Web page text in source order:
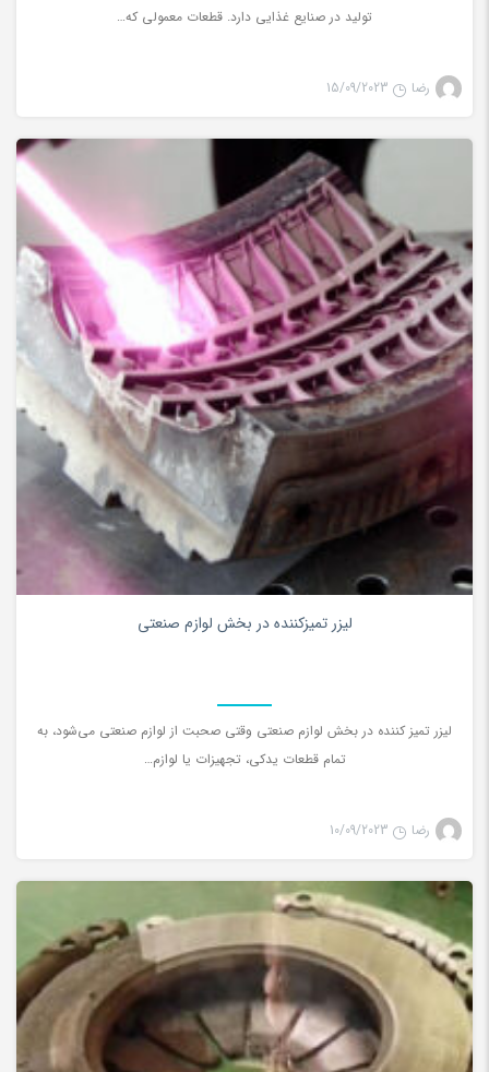
تولید در صنایع غذایی دارد. قطعات معمولی که…
رضا 15/09/2023
لیزر تمیزکننده در بخش لوازم صنعتی
لیزر تمیز کننده در بخش لوازم صنعتی وقتی صحبت از لوازم صنعتی می‌شود، به
تمام قطعات یدکی، تجهیزات یا لوازم…
رضا 10/09/2023